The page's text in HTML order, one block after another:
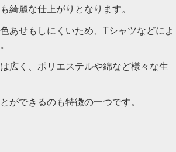
綺麗な仕上がりとなります。
あせもしにくいため、Tシャツなどによ
広く、ポリエステルや綿など様々な生
ができるのも特徴の一つです。